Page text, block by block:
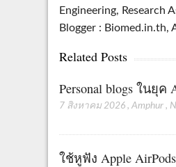
Engineering, Research
Blogger : Biomed.in.th,
Related Posts
Personal blogs ในยุค
7 สิงหาคม 2026 , Amphur ,
ใช้หูฟัง Apple